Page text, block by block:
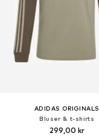
ADIDAS ORIGINALS
Bluser & t-shirts
299,00 kr